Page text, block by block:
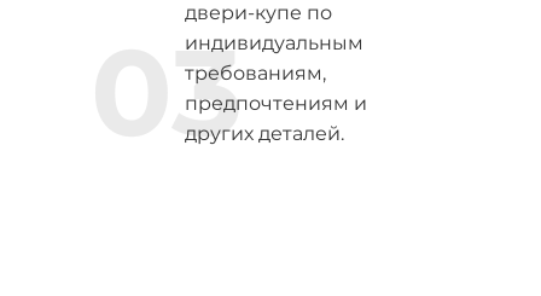
двери-купе по
индивидуальным
требованиям,
предпочтениям и
других деталей.
03